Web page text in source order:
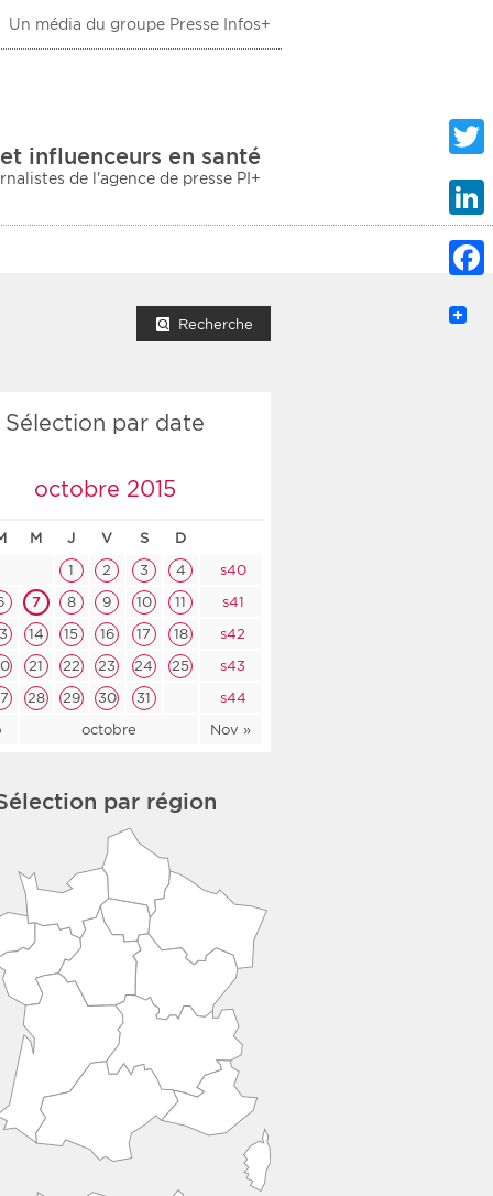
Un média du groupe Presse Infos+
influenceurs en santé
de l'agence de presse PI+
Recherche
Sélection par date
octobre 2015
M J V S D
octobre Nov »
1 2 3 4
s40
7 8 9 10 11
s41
14 15 16 17 18
s42
21 22 23 24 25
s43
28 29 30 31 s44
par région